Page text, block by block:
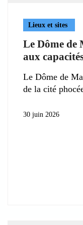
Lieux et sites
Le Dôme de
aux
Le Dôme de
de la cité
30 juin 2026